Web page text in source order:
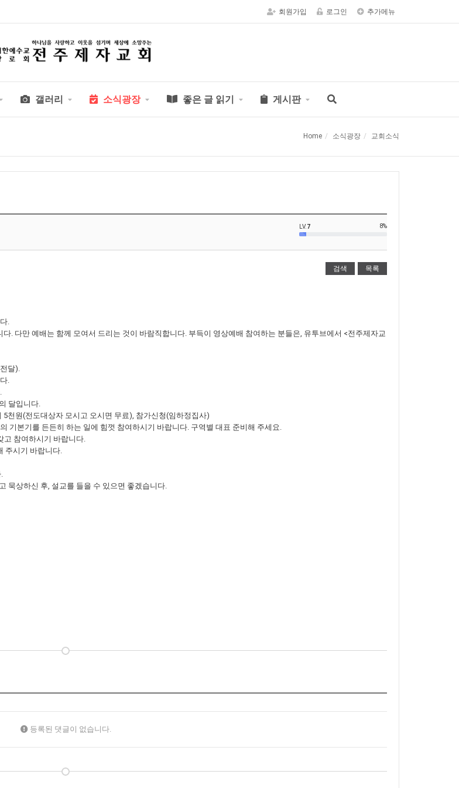
회원가입 로그인 추가메뉴
갤러리 소식광장 좋은 글 읽기 게시판
Home 소식광장 교회소식
LV.7 8%
검색 목록
.
. 다만 예배는 함께 모여서 드리는 것이 바람직합니다. 부득이 영상예배 참여하는 분들은, 유투브에서 <전주제자교
달).
.
달입니다.
5천원(전도대상자 모시고 오시면 무료), 참가신청(임하정집사)
기본기를 든든히 하는 일에 힘껏 참여하시기 바랍니다. 구역별 대표 준비해 주세요.
고 참여하시기 바랍니다.
주시기 바랍니다.
묵상하신 후, 설교를 들을 수 있으면 좋겠습니다.
등록된 댓글이 없습니다.